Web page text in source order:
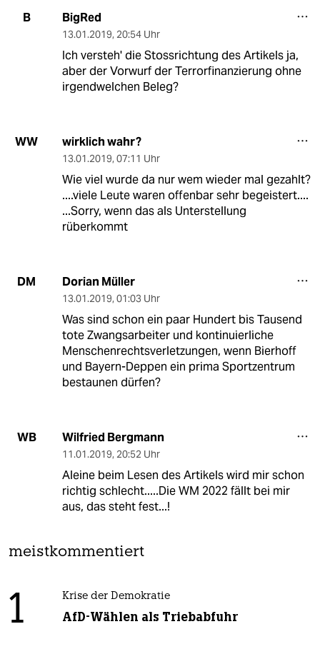
B BigRed
13.01.2019, 20:54 Uhr
Ich versteh' die Stossrichtung des Artikels ja,
aber der Vorwurf der Terrorfinanzierung ohne
irgendwelchen Beleg?
WW wirklich wahr?
13.01.2019, 07:11 Uhr
Wie viel wurde da nur wem wieder mal gezahlt?
....viele Leute waren offenbar sehr begeistert....
...Sorry, wenn das als Unterstellung
rüberkommt
DM Dorian Müller
13.01.2019, 01:03 Uhr
Was sind schon ein paar Hundert bis Tausend
tote Zwangsarbeiter und kontinuierliche
Menschenrechtsverletzungen, wenn Bierhoff
und Bayern-Deppen ein prima Sportzentrum
bestaunen dürfen?
WB Wilfried Bergmann
11.01.2019, 20:52 Uhr
Aleine beim Lesen des Artikels wird mir schon
richtig schlecht.....Die WM 2022 fällt bei mir
aus, das steht fest...!
meistkommentiert
1 Krise der Demokratie
AfD-Wählen als Triebabfuhr